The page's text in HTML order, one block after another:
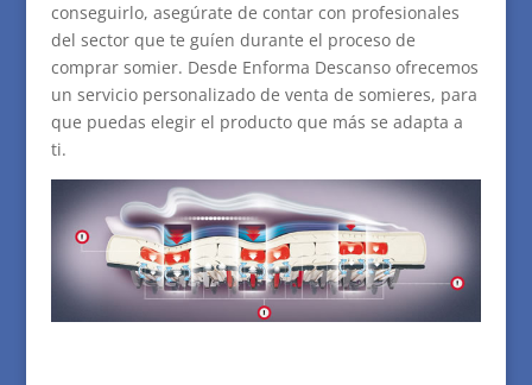
conseguirlo, asegúrate de contar con profesionales
del sector que te guíen durante el proceso de
comprar somier. Desde Enforma Descanso ofrecemos
un servicio personalizado de venta de somieres, para
que puedas elegir el producto que más se adapta a
ti.